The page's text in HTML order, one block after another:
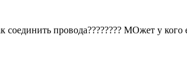
провода???????? МОжет у кого